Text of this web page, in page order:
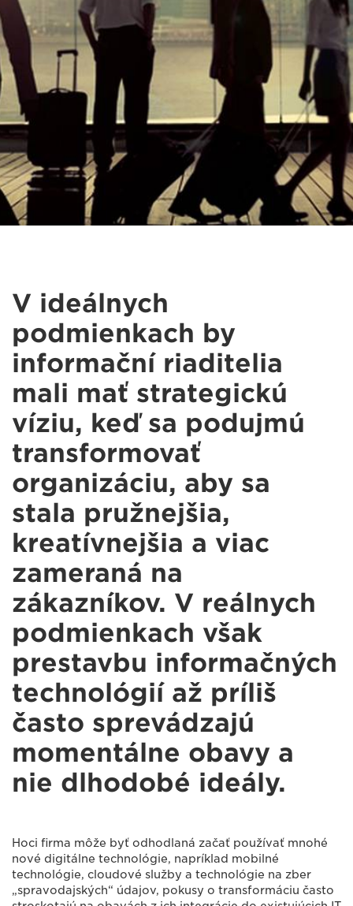
V ideálnych
podmienkach by
informační riaditelia
mali mať strategickú
víziu, keď sa podujmú
transformovať
organizáciu, aby sa
stala pružnejšia,
kreatívnejšia a viac
zameraná na
zákazníkov. V reálnych
podmienkach však
prestavbu informačných
technológií až príliš
často sprevádzajú
momentálne obavy a
nie dlhodobé ideály.
Hoci firma môže byť odhodlaná začať používať mnohé
nové digitálne technológie, napríklad mobilné
technológie, cloudové služby a technológie na zber
„spravodajských“ údajov, pokusy o transformáciu často